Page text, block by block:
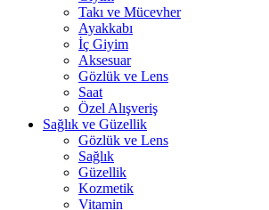
Takı ve Mücevher
Ayakkabı
İç Giyim
Aksesuar
Gözlük ve Lens
Saat
Özel Alışveriş
Sağlık ve Güzellik
Gözlük ve Lens
Sağlık
Güzellik
Kozmetik
Vitamin